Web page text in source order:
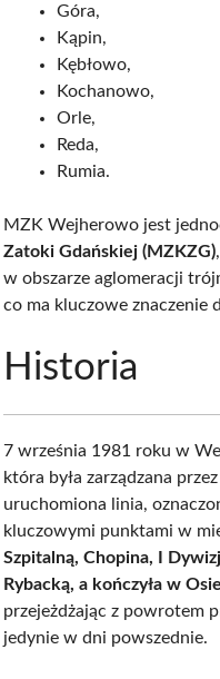
Góra,
Kąpin,
Kębłowo,
Kochanowo,
Orle,
Reda,
Rumia.
MZK Wejherowo jest
Zatoki Gdańskiej (MZKZG)
w obszarze aglomeracji
co ma kluczowe znaczenie
Historia
7 września 1981 roku w
która była zarządzana
uruchomiona linia,
kluczowymi punktami w
Szpitalną, Chopina, I
Rybacką, a kończyła w
przejeżdżając z powrotem
jedynie w dni powszednie.